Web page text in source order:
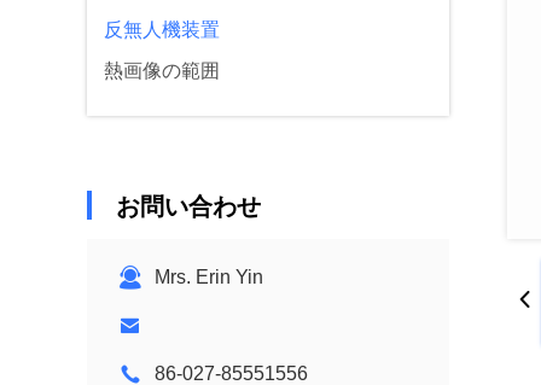
反無人機装置
熱画像の範囲
お問い合わせ
Mrs. Erin Yin
86-027-85551556